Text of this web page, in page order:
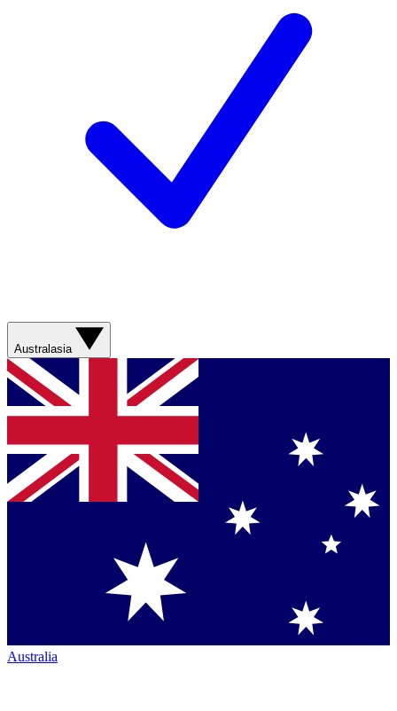
Australasia
Australia